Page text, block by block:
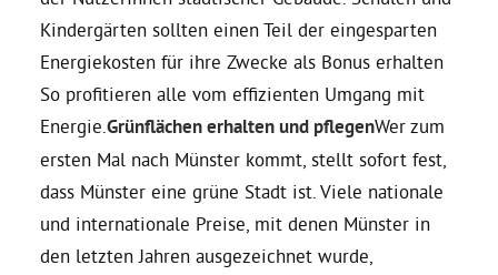
Kindergärten sollten einen Teil der eingesparten
Energiekosten für ihre Zwecke als Bonus erhalten
So profitieren alle vom effizienten Umgang mit
Energie. Grünflächen erhalten und pflegenWer zum
ersten Mal nach Münster kommt, stellt sofort fest,
dass Münster eine grüne Stadt ist. Viele nationale
und internationale Preise, mit denen Münster in
den letzten Jahren ausgezeichnet wurde,